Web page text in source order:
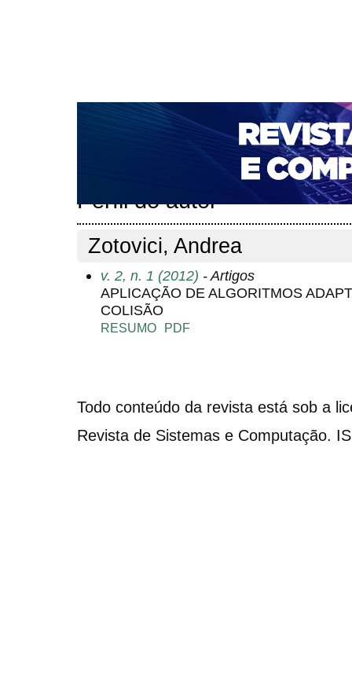
CAPA SOBRE ACESSO CADASTRO
NOTÍCIAS
PORTAL DE REVISTAS DA UNIFACS
PARA AVALIADORES
NOVA SUBMISSÃO
Perfil do autor
Zotovici, Andrea
v. 2, n. 1 (2012) - Artigos
APLICAÇÃO DE ALGORITMOS
COLISÃO
RESUMO PDF
Todo conteúdo da revista está sob a
Revista de Sistemas e Computação.